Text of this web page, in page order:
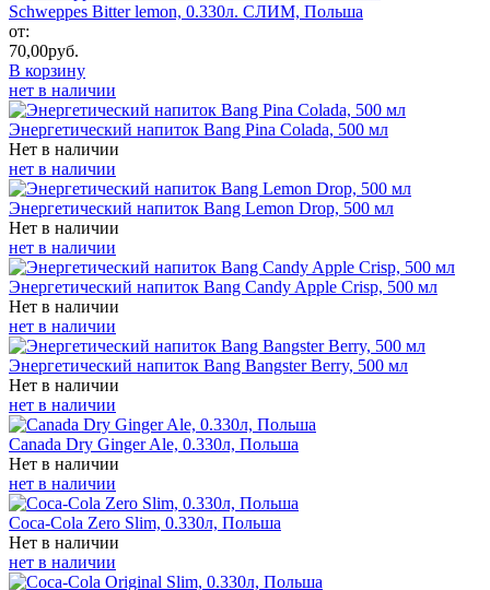
Schweppes Bitter lemon, 0.330л. СЛИМ, Польша
от:
70,00руб.
В корзину
нет в наличии
Энергетический напиток Bang Pina Colada, 500 мл
Нет в наличии
нет в наличии
Энергетический напиток Bang Lemon Drop, 500 мл
Нет в наличии
нет в наличии
Энергетический напиток Bang Candy Apple Crisp, 500 мл
Нет в наличии
нет в наличии
Энергетический напиток Bang Bangster Berry, 500 мл
Нет в наличии
нет в наличии
Canada Dry Ginger Ale, 0.330л, Польша
Нет в наличии
нет в наличии
Coca-Cola Zero Slim, 0.330л, Польша
Нет в наличии
нет в наличии